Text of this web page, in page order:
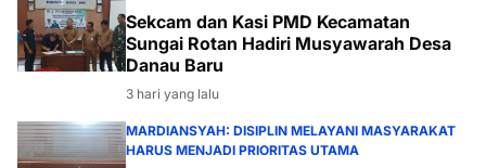
Sekcam dan Kasi PMD Kecamatan
Sungai Rotan Hadiri Musyawarah Desa
Danau Baru
3 hari yang lalu
MARDIANSYAH: DISIPLIN MELAYANI MASYARAKAT
HARUS MENJADI PRIORITAS UTAMA